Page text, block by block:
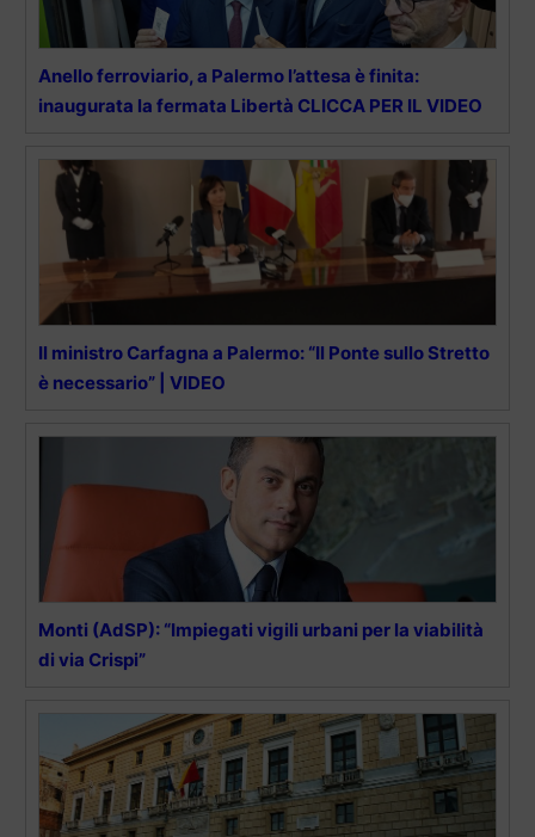
Anello ferroviario, a Palermo l’attesa è finita:
inaugurata la fermata Libertà CLICCA PER IL VIDEO
Il ministro Carfagna a Palermo: “Il Ponte sullo Stretto
è necessario” | VIDEO
Monti (AdSP): “Impiegati vigili urbani per la viabilità
di via Crispi”